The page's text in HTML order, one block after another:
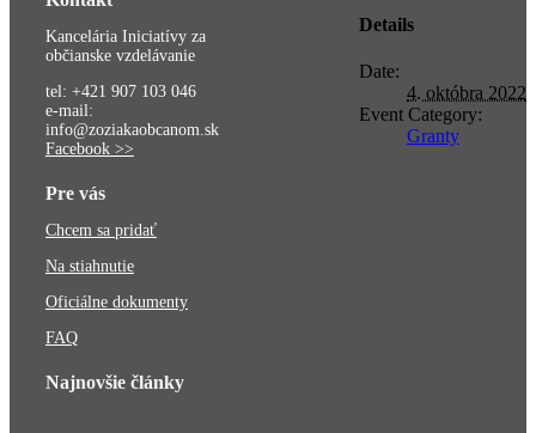
Details
Date:
4. októbra 2022
Event Category:
Granty
Kancelária Iniciatívy za
občianske vzdelávanie
tel: +421 907 103 046
e-mail:
info@zoziakaobcanom.sk
Facebook >>
Pre vás
Chcem sa pridať
Na stiahnutie
Oficiálne dokumenty
FAQ
Najnovšie články